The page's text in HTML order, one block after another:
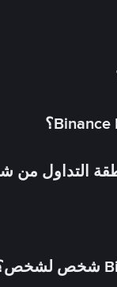
التداول